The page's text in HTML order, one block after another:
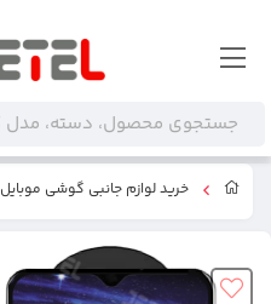
خرید لوازم جانبی گوشی موبایل